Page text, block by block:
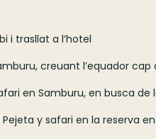
i trasllat a l’hotel
creuant l’equador
en Samburu, en busca de
y safari en la reserva